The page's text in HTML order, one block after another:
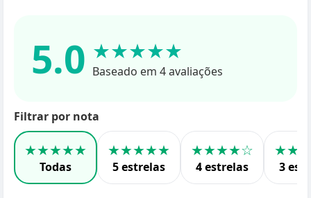
5.0 ★★★★★
Baseado em 4 avaliações
Filtrar por nota
★★★★★
Todas
★★★★★
5 estrelas
★★★★☆
4 estrelas 3